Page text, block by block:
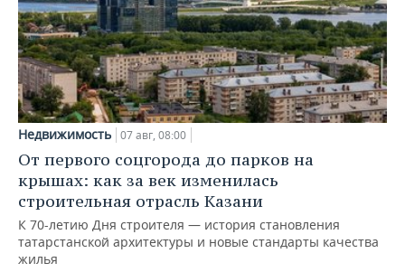
Недвижимость 07 авг, 08:00
От первого соцгорода до парков на
крышах: как за век изменилась
строительная отрасль Казани
К 70-летию Дня строителя — история становления
татарстанской архитектуры и новые стандарты качества
жилья